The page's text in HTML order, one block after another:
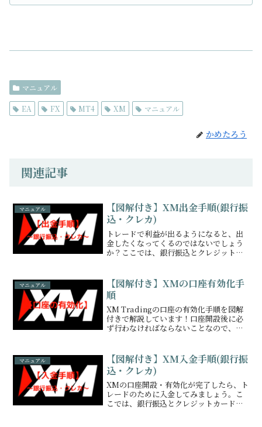
マニュアル
EA FX MT4 XM マニュアル
かめたろう
関連記事
マニュアル
【図解付き】XM出金手順(銀行振
込・クレカ)
トレードで利益が出るようになると、出
金したくなってくるのではないでしょう
か？ここでは、銀行振込とクレジットカ
マニュアル
【図解付き】XMの口座有効化手
順
XM Tradingの口座の有効化手順を図解
付きで解説しています！口座開設後に必
ず行わなければならないことなので、口
マニュアル
【図解付き】XM入金手順(銀行振
込・クレカ)
XMの口座開設・有効化が完了したら、ト
レードのために入金してみましょう。こ
こでは、銀行振込とクレジットカードで